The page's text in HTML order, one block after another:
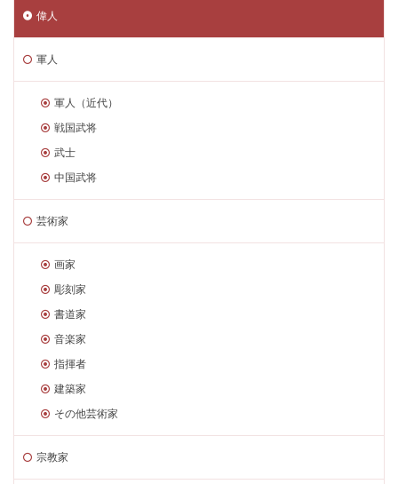
偉人
軍人
軍人（近代）
戦国武将
武士
中国武将
芸術家
画家
彫刻家
書道家
音楽家
指揮者
建築家
その他芸術家
宗教家